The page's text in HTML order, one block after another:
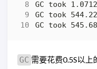
GC 需要花费0.5S以